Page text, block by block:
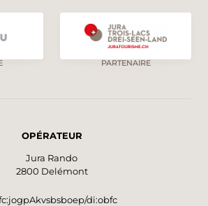
PARTENAIRE
OPÉRATEUR
Jura Rando
2800 Delémont
di:obfc